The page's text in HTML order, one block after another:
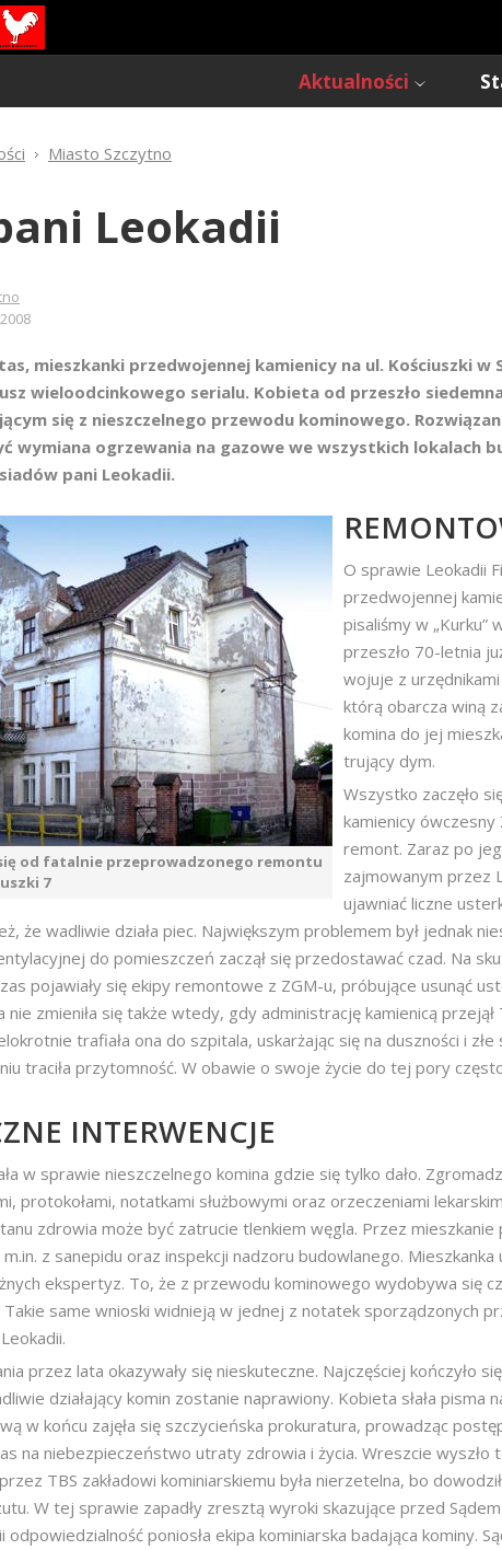
Aktualności
Miasto Szczytno
Leokadii
mieszkanki przedwojennej kamienicy na ul. Kościuszki w
wieloodcinkowego serialu. Kobieta od przeszło
się z nieszczelnego przewodu kominowego.
wymiana ogrzewania na gazowe we wszystkich lokalach
pani Leokadii.
się od fatalnie przeprowadzonego remontu
7
O sprawie Leokadii
przedwojennej
pisaliśmy w „Kurku”
przeszło 70-letnia
wojuje z
którą obarcza winą
komina do jej
trujący dym.
Wszystko zaczęło
kamienicy ówczesny
remont. Zaraz po
zajmowanym przez
ujawniać liczne
że wadliwie działa piec. Największym problemem był jednak
do pomieszczeń zaczął się przedostawać czad. Na
pojawiały się ekipy remontowe z ZGM-u, próbujące usunąć
nie zmieniła się także wtedy, gdy administrację kamienicą przejął
trafiała ona do szpitala, uskarżając się na duszności i złe
traciła przytomność. W obawie o swoje życie do tej pory
INTERWENCJE
w sprawie nieszczelnego komina gdzie się tylko dało.
protokołami, notatkami służbowymi oraz orzeczeniami
zdrowia może być zatrucie tlenkiem węgla. Przez mieszkanie
z sanepidu oraz inspekcji nadzoru budowlanego. Mieszkanka
ekspertyz. To, że z przewodu kominowego wydobywa się
Takie same wnioski widnieją w jednej z notatek sporządzonych
przez lata okazywały się nieskuteczne. Najczęściej kończyło
działający komin zostanie naprawiony. Kobieta słała
w końcu zajęła się szczycieńska prokuratura, prowadząc
na niebezpieczeństwo utraty zdrowia i życia. Wreszcie wyszło
TBS zakładowi kominiarskiemu była nierzetelna, bo
W tej sprawie zapadły zresztą wyroki skazujące przed
odpowiedzialność poniosła ekipa kominiarska badająca kominy.